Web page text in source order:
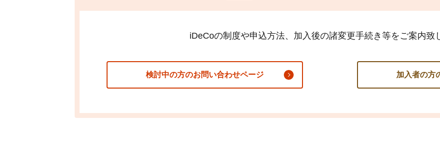
iDeCoの制度や申込方法、加入後の諸変更手続き等をご案内致
検討中の方のお問い合わせページ 加入者の方